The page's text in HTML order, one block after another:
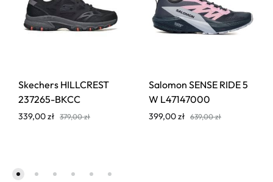
Skechers HILLCREST
237265-BKCC
339,00zł 379,00zł
Salomon SENSE RIDE 5
W L47147000
399,00zł 639,00zł